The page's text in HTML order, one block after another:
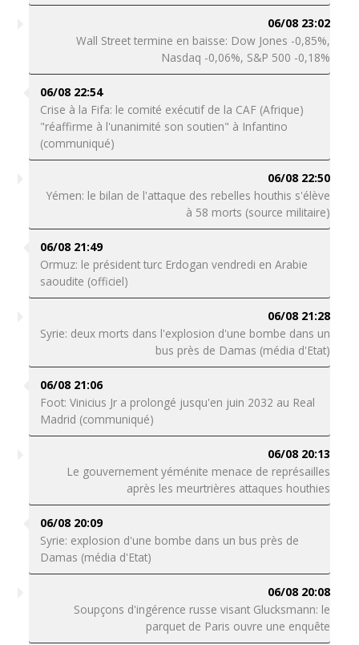
06/08 23:02
Wall Street termine en baisse: Dow Jones -0,85%,
Nasdaq -0,06%, S&P 500 -0,18%
06/08 22:54
Crise à la Fifa: le comité exécutif de la CAF (Afrique)
"réaffirme à l'unanimité son soutien" à Infantino
(communiqué)
06/08 22:50
Yémen: le bilan de l'attaque des rebelles houthis s'élève
à 58 morts (source militaire)
06/08 21:49
Ormuz: le président turc Erdogan vendredi en Arabie
saoudite (officiel)
06/08 21:28
Syrie: deux morts dans l'explosion d'une bombe dans un
bus près de Damas (média d'Etat)
06/08 21:06
Foot: Vinicius Jr a prolongé jusqu'en juin 2032 au Real
Madrid (communiqué)
06/08 20:13
Le gouvernement yéménite menace de représailles
après les meurtrières attaques houthies
06/08 20:09
Syrie: explosion d'une bombe dans un bus près de
Damas (média d'Etat)
06/08 20:08
Soupçons d'ingérence russe visant Glucksmann: le
parquet de Paris ouvre une enquête